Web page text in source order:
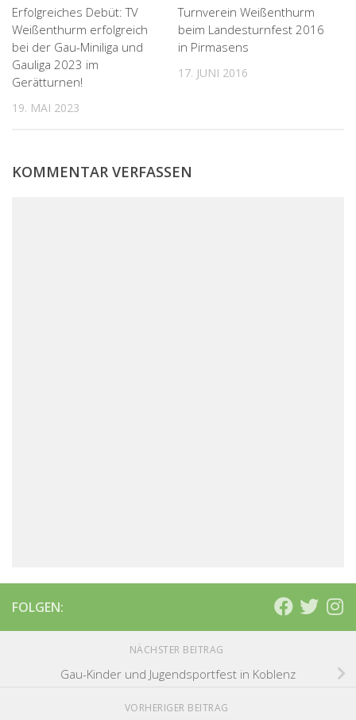
Erfolgreiches Debüt: TV
Weißenthurm erfolgreich
bei der Gau-Miniliga und
Gauliga 2023 im
Gerätturnen!
19. MAI 2023
Turnverein Weißenthurm
beim Landesturnfest 2016
in Pirmasens
17. JUNI 2016
KOMMENTAR VERFASSEN
FOLGEN:
NÄCHSTER BEITRAG
Gau-Kinder und Jugendsportfest in Koblenz
VORHERIGER BEITRAG